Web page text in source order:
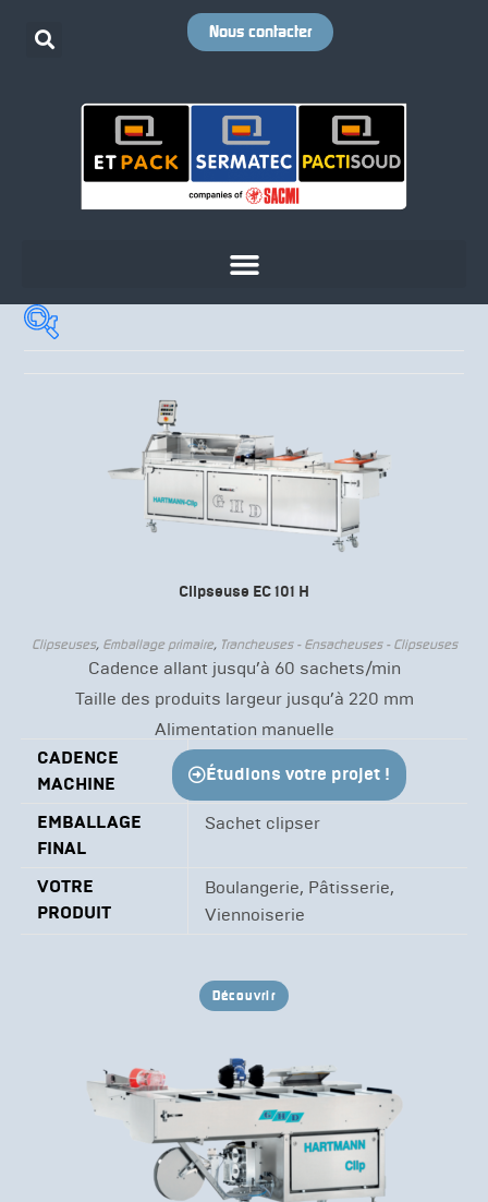
Étudions votre projet !
Nous contacter
Votre emballage
Votre produit
Clipseuse EC 101 H
Clipseuses, Emballage primaire, Trancheuses - Ensacheuses - Clipseuses
Cadence allant jusqu’à 60 sachets/min
Taille des produits largeur jusqu’à 220 mm
Alimentation manuelle
CADENCE
MACHINE
10 à 60 cps/mn
EMBALLAGE
FINAL
Sachet clipser
VOTRE
PRODUIT
Boulangerie, Pâtisserie,
Viennoiserie
Découvrir